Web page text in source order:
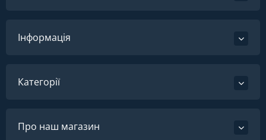
Інформація
Категорії
Про наш магазин